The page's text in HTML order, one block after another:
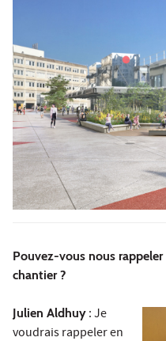
Pouvez-vous nous
chantier ?
Julien Aldhuy : Je
voudrais rappeler en